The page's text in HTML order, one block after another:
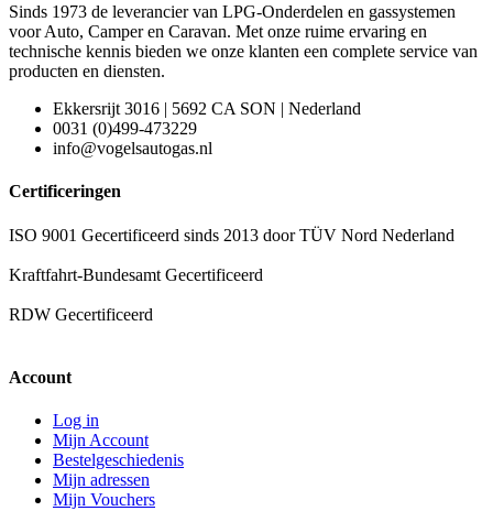
Sinds 1973 de leverancier van LPG-Onderdelen en gassystemen
voor Auto, Camper en Caravan. Met onze ruime ervaring en
technische kennis bieden we onze klanten een complete service van
producten en diensten.
Ekkersrijt 3016 | 5692 CA SON | Nederland
0031 (0)499-473229
info@vogelsautogas.nl
Certificeringen
ISO 9001 Gecertificeerd sinds 2013 door TÜV Nord Nederland
Kraftfahrt-Bundesamt Gecertificeerd
RDW Gecertificeerd
Account
Log in
Mijn Account
Bestelgeschiedenis
Mijn adressen
Mijn Vouchers